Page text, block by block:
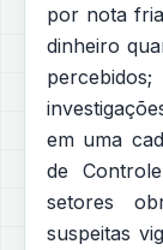
por nota
dinheiro
em uma
de
setores
suspeitas